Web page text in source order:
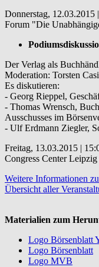
Donnerstag, 12.03.2015
Forum "Die
Der Verlag als
Moderation: Torsten
Es diskutieren:
- Georg Rieppel,
- Thomas Wrensch,
Ausschusses im
- Ulf Erdmann Ziegler,
Freitag, 13.03.2015 |
Congress Center
Weitere Informationen
Übersicht aller
Materialien zum
Logo Börsenblatt
Logo Börsenblatt
Logo MVB